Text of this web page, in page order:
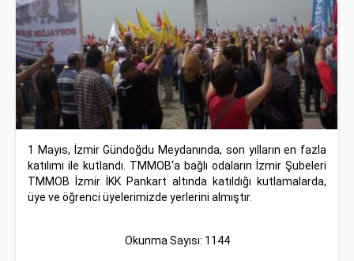
1 Mayıs, İzmir Gündoğdu Meydanında, son yılların en fazla
katılımı ile kutlandı. TMMOB‘a bağlı odaların İzmir Şubeleri
TMMOB İzmir İKK Pankart altında katıldığı kutlamalarda,
üye ve öğrenci üyelerimizde yerlerini almıştır.
Okunma Sayısı: 1144